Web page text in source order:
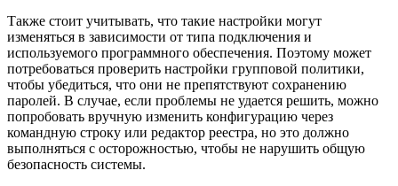
Также стоит учитывать, что такие настройки могут
изменяться в зависимости от типа подключения и
используемого программного обеспечения. Поэтому может
потребоваться проверить настройки групповой политики,
чтобы убедиться, что они не препятствуют сохранению
паролей. В случае, если проблемы не удается решить, можно
попробовать вручную изменить конфигурацию через
командную строку или редактор реестра, но это должно
выполняться с осторожностью, чтобы не нарушить общую
безопасность системы.